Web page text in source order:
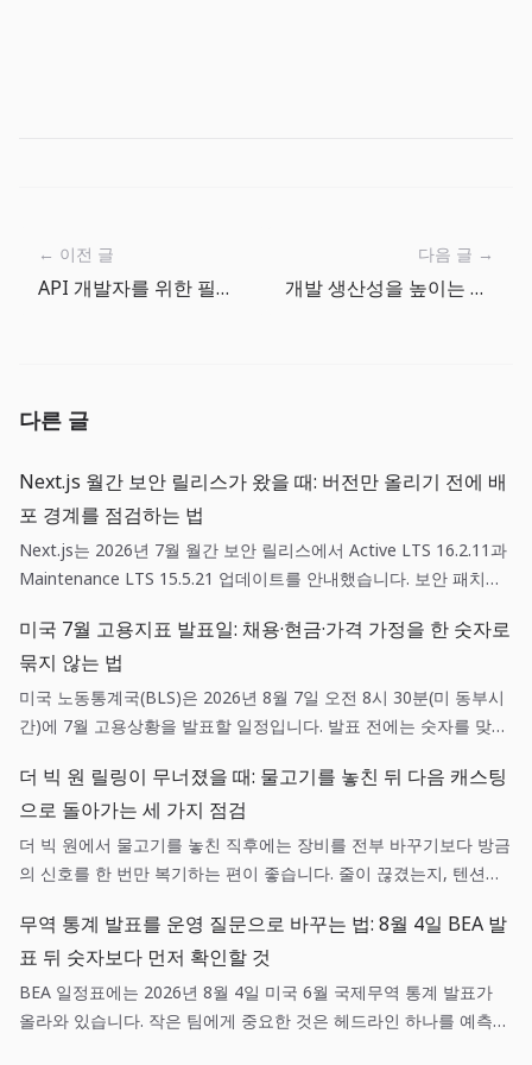
← 이전 글
API 개발자를 위한 필수 온라인 도구 4선
다음 글 →
개발 생산성을 높이는 일상 도구 4선
다른 글
Next.js 월간 보안 릴리스가 왔을 때: 버전만 올리기 전에 배
포 경계를 점검하는 법
Next.js는 2026년 7월 월간 보안 릴리스에서 Active LTS 16.2.11과
Maintenance LTS 15.5.21 업데이트를 안내했습니다. 보안 패치는
기 기준을 함께 갖춘 배포 작업입니다.
미국 7월 고용지표 발표일: 채용·현금·가격 가정을 한 숫자로
묶지 않는 법
미국 노동통계국(BLS)은 2026년 8월 7일 오전 8시 30분(미 동부시
간)에 7월 고용상황을 발표할 일정입니다. 발표 전에는 숫자를 맞히
질지 미리 정하는 편이 실무에 도움이 됩니다.
더 빅 원 릴링이 무너졌을 때: 물고기를 놓친 뒤 다음 캐스팅
으로 돌아가는 세 가지 점검
더 빅 원에서 물고기를 놓친 직후에는 장비를 전부 바꾸기보다 방금
의 신호를 한 번만 복기하는 편이 좋습니다. 줄이 끊겼는지, 텐션이
이 훨씬 선명해집니다.
무역 통계 발표를 운영 질문으로 바꾸는 법: 8월 4일 BEA 발
표 뒤 숫자보다 먼저 확인할 것
BEA 일정표에는 2026년 8월 4일 미국 6월 국제무역 통계 발표가
올라와 있습니다. 작은 팀에게 중요한 것은 헤드라인 하나를 예측하